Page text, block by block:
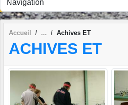
Accueil Achives ET
ACHIVES ET